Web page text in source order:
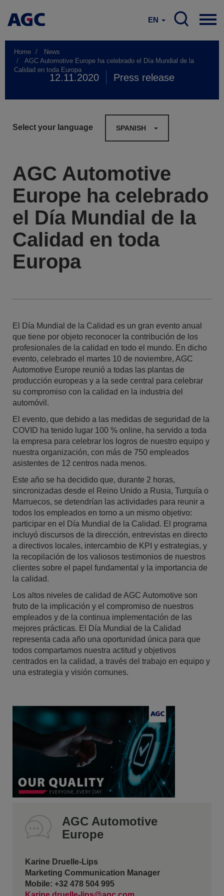
EN
Home
News
AGC Automotive Europe ha celebrado el Día Mundial de la
Calidad en toda Europa
12.11.2020 Press release
Select your language SPANISH
AGC Automotive
Europe ha celebrado
el Día Mundial de la
Calidad en toda
Europa
El Día Mundial de la Calidad es un gran evento anual
que tiene por objeto reconocer la contribución de los
profesionales de la calidad en todo el mundo. En dicho
evento, celebrado el martes 10 de noviembre, AGC
Automotive Europe reunió a todas las plantas de
producción europeas y a la sede central para celebrar
su compromiso con la calidad en la industria del
automóvil.
El evento, que debido a las medidas de seguridad de la
COVID ha tenido lugar 100 % online, ha servido a toda
la empresa para celebrar los logros de nuestro equipo y
nuestra organización, con más de 750 empleados
asistentes de 12 centros nada menos.
Este año se ha decidido que, durante 2 horas,
sincronizadas desde el Reino Unido a Rusia, Turquía o
Marruecos, se detendrían las actividades para reunir a
todos los empleados en torno a un mismo objetivo:
participar en el Día Mundial de la Calidad. El programa
incluyó discursos de la dirección, entrevistas en directo
a directivos locales, intercambio de KPI y estrategias, y
la recopilación de los valiosos testimonios de nuestros
clientes sobre el papel fundamental y la importancia de
la calidad.
Los altos niveles de calidad de AGC Automotive son
fruto de la implicación y el compromiso de nuestros
empleados y de la continua implementación de las
mejores prácticas. El Día Mundial de la Calidad
representa cada año una oportunidad única para que
todos compartamos nuestra actitud y objetivos
centrados en la calidad, a través del trabajo en equipo y
una estrategia y visión comunes.
AGC Automotive
Europe
Karine Druelle-Lips
Marketing Communication Manager
Mobile: +32 478 504 995